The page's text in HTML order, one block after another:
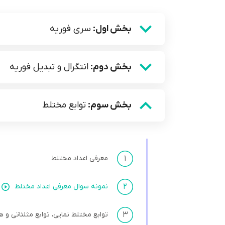
بخش اول: سری فوریه
بخش دوم: انتگرال و تبدیل فوریه
بخش سوم: توابع مختلط
۱ معرفی اعداد مختلط
۲ نمونه سوال معرفی اعداد مختلط
۳ توابع مختلط نمایی، توابع مثلثاتی و